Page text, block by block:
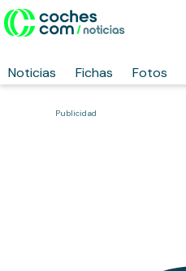
Noticias Fichas Fotos
Publicidad